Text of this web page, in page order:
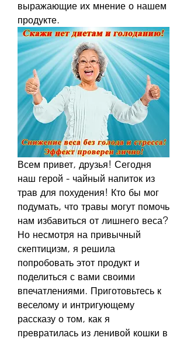
выражающие их мнение о нашем
продукте.
Всем привет, друзья! Сегодня
наш герой - чайный напиток из
трав для похудения! Кто бы мог
подумать, что травы могут помочь
нам избавиться от лишнего веса?
Но несмотря на привычный
скептицизм, я решила
попробовать этот продукт и
поделиться с вами своими
впечатлениями. Приготовьтесь к
веселому и интригующему
рассказу о том, как я
превратилась из ленивой кошки в